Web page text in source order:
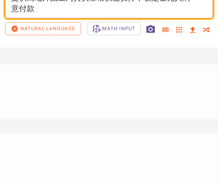
意付款
NATURAL LANGUAGE MATH INPUT